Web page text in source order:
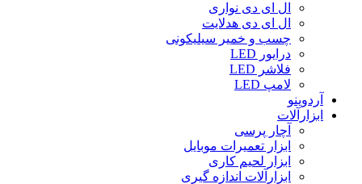
ال ای دی نواری
ال ای دی هدلایت
چسب و خمیر سیلیکونی
درایور LED
فلاشر LED
لامپ LED
آردوینو
ابزارآلات
آچار پرسی
ابزار تعمیرات موبایل
ابزار لحیم کاری
ابزارآلات اندازه گیری